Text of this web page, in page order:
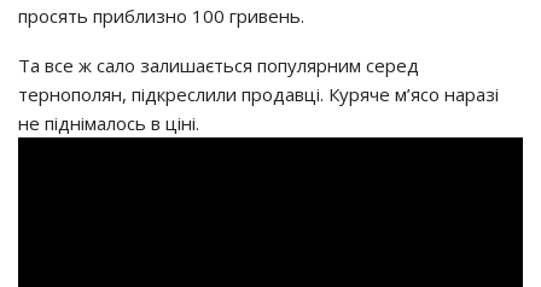
просять приблизно 100 гривень.
Та все ж сало залишається популярним серед
тернополян, підкреслили продавці. Куряче м’ясо наразі
не піднімалось в ціні.